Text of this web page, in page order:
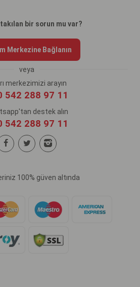
takılan bir sorun mu var?
Merkezine Bağlanın
veya
merkezimizi arayın
542 288 97 11
destek alın
542 288 97 11
100% güven altında